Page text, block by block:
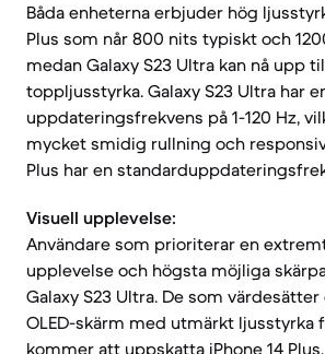
Båda enheterna erbjuder hög
Plus som når 800 nits typiskt och
medan Galaxy S23 Ultra kan nå upp
toppljusstyrka. Galaxy S23 Ultra har
uppdateringsfrekvens på 1-120 Hz,
mycket smidig rullning och
Plus har en
Visuell upplevelse:
Användare som prioriterar en
upplevelse och högsta möjliga
Galaxy S23 Ultra. De som
OLED-skärm med utmärkt ljusstyrka
kommer att uppskatta iPhone 14 Plus.